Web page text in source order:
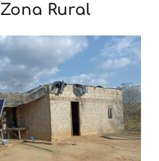
Rural